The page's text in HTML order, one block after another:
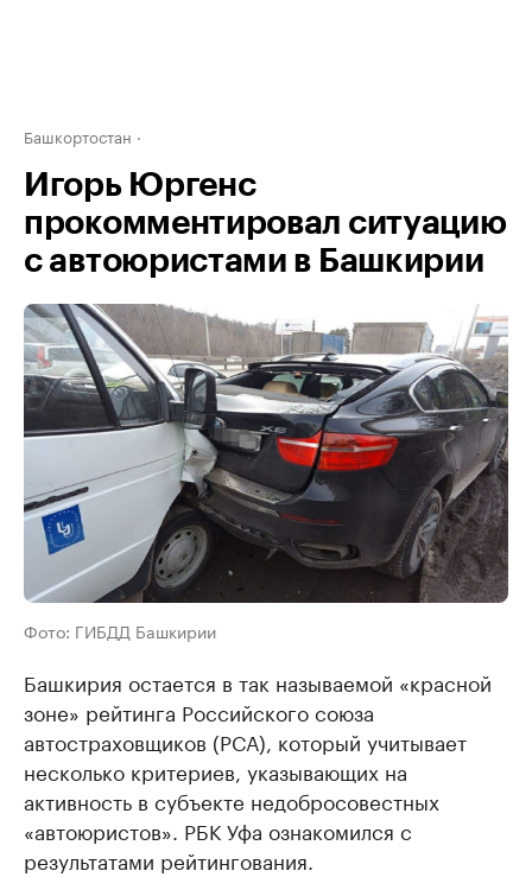
Башкортостан
Игорь Юргенс
прокомментировал ситуацию
с автоюристами в Башкирии
Фото: ГИБДД Башкирии
Башкирия остается в так называемой «красной
зоне» рейтинга Российского союза
автостраховщиков (РСА), который учитывает
несколько критериев, указывающих на
активность в субъекте недобросовестных
«автоюристов». РБК Уфа ознакомился с
результатами рейтингования.